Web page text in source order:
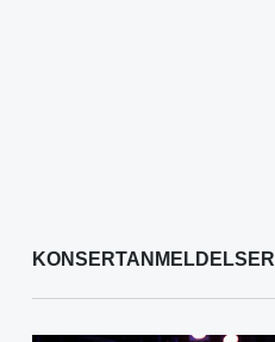
KONSERTANMELDELSER